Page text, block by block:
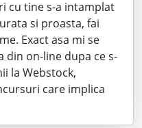
cu tine s-a intamplat
si proasta, fai
Exact asa mi se
din on-line dupa ce s-
la Webstock,
care implica